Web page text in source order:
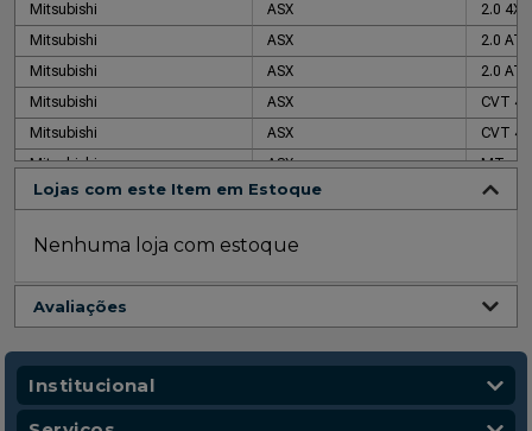
Mitsubishi
ASX
2.0
Mitsubishi
ASX
2.0 AT
Mitsubishi
ASX
2.0 AT
Mitsubishi
ASX
CVT
Mitsubishi
ASX
CVT
Mitsubishi
ASX
MT
Mitsubishi
ASX
Oneil
Lojas com este Item em Estoque
Nenhuma loja com estoque
Avaliações
Institucional
Quem Somos